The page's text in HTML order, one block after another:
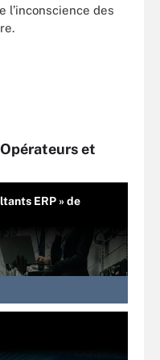
l’inconscience des
et
ERP » de